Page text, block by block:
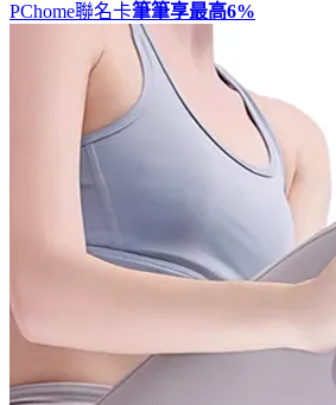
PChome聯名卡筆筆享最高6%